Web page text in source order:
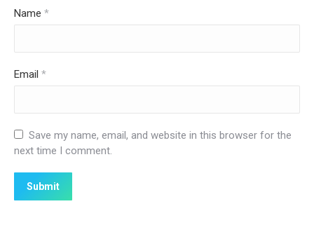
Name *
Email *
Save my name, email, and website in this browser for the
next time I comment.